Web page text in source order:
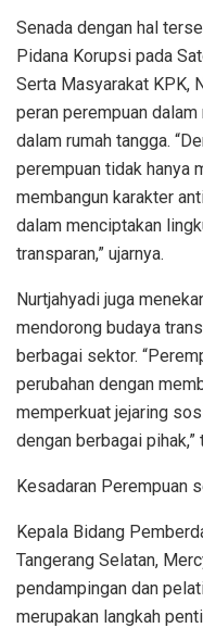
Senada dengan hal
Pidana Korupsi pada
Serta Masyarakat KPK,
peran perempuan
dalam rumah tangga.
perempuan tidak hanya
membangun karakter
dalam menciptakan
transparan,” ujarnya.
Nurtjahyadi juga
mendorong budaya
berbagai sektor.
perubahan dengan
memperkuat jejaring
dengan berbagai pihak,”
Kesadaran Perempuan
Kepala Bidang
Tangerang Selatan,
pendampingan dan
merupakan langkah